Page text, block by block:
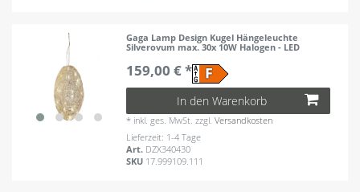
Gaga Lamp Design Kugel Hängeleuchte
Silverovum max. 30x 10W Halogen - LED
159,00 € *
In den Warenkorb
* inkl. ges. MwSt. zzgl.Versandkosten
Lieferzeit: 1-4 Tage
Art. DZX340430
SKU 17.999109.111